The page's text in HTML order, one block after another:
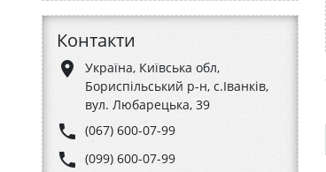
Контакти
place
Україна, Київська обл,
Бориспільський р-н, с.Іванків,
вул. Любарецька, 39
phone (067) 600-07-99
phone (099) 600-07-99